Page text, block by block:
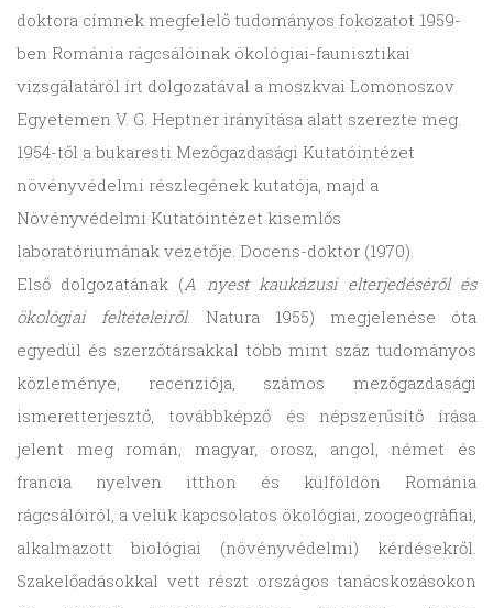
doktora címnek megfelelő tudományos fokozatot 1959-
ben Románia rágcsálóinak ökológiai-faunisztikai
vizsgálatáról írt dolgozatával a moszkvai Lomonoszov
Egyetemen V. G. Heptner irányítása alatt szerezte meg.
1954-től a bukaresti Mezőgazdasági Kutatóintézet
növényvédelmi részlegének kutatója, majd a
Növényvédelmi Kutatóintézet kisemlős
laboratóriumának vezetője. Docens-doktor (1970).
Első dolgozatának (A nyest kaukázusi elterjedéséről és
ökológiai feltételeiről. Natura 1955) megjelenése óta
egyedül és szerzőtársakkal több mint száz tudományos
közleménye, recenziója, számos mezőgazdasági
ismeretterjesztő, továbbképző és népszerűsítő írása
jelent meg román, magyar, orosz, angol, német és
francia nyelven itthon és külföldön Románia
rágcsálóiról, a velük kapcsolatos ökológiai, zoogeográfiai,
alkalmazott biológiai (növényvédelmi) kérdésekről.
Szakelőadásokkal vett részt országos tanácskozásokon